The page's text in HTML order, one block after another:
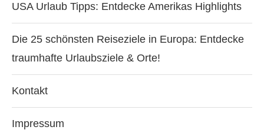
USA Urlaub Tipps: Entdecke Amerikas Highlights
Die 25 schönsten Reiseziele in Europa: Entdecke
traumhafte Urlaubsziele & Orte!
Kontakt
Impressum